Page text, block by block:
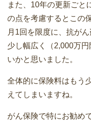
また、10年の更新ごと
の点を考慮するとこの
月1回を限度に、抗が
少し幅広く（2,000万
いかと思いました。
全体的に保険料はもう
えてしまいますね。
がん保険で特にお勧め